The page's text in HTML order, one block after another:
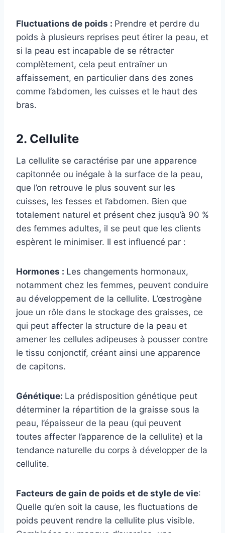
Fluctuations de poids : Prendre et perdre du
poids à plusieurs reprises peut étirer la peau, et
si la peau est incapable de se rétracter
complètement, cela peut entraîner un
affaissement, en particulier dans des zones
comme l’abdomen, les cuisses et le haut des
bras.
2. Cellulite
La cellulite se caractérise par une apparence
capitonnée ou inégale à la surface de la peau,
que l’on retrouve le plus souvent sur les
cuisses, les fesses et l’abdomen. Bien que
totalement naturel et présent chez jusqu’à 90 %
des femmes adultes, il se peut que les clients
espèrent le minimiser. Il est influencé par :
Hormones : Les changements hormonaux,
notamment chez les femmes, peuvent conduire
au développement de la cellulite. L’œstrogène
joue un rôle dans le stockage des graisses, ce
qui peut affecter la structure de la peau et
amener les cellules adipeuses à pousser contre
le tissu conjonctif, créant ainsi une apparence
de capitons.
Génétique: La prédisposition génétique peut
déterminer la répartition de la graisse sous la
peau, l’épaisseur de la peau (qui peuvent
toutes affecter l’apparence de la cellulite) et la
tendance naturelle du corps à développer de la
cellulite.
Facteurs de gain de poids et de style de vie:
Quelle qu’en soit la cause, les fluctuations de
poids peuvent rendre la cellulite plus visible.